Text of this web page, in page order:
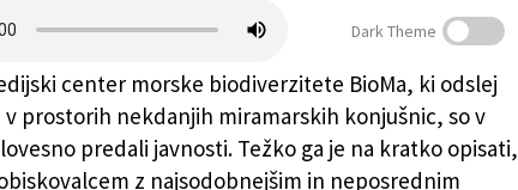
Dark Theme
center morske biodiverzitete BioMa, ki odslej
v prostorih nekdanjih miramarskih konjušnic, so v
predali javnosti. Težko ga je na kratko opisati,
z najsodobnejšim in neposrednim